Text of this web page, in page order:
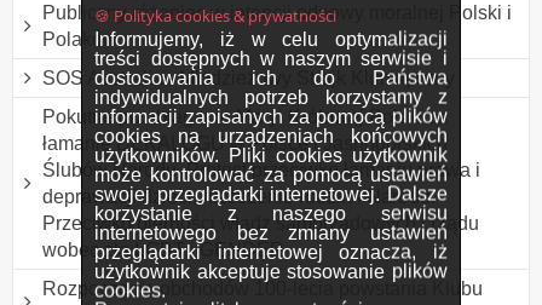
🍪 Polityka cookies & prywatności
Informujemy, iż w celu optymalizacji
treści dostępnych w naszym serwisie i
dostosowania ich do Państwa
indywidualnych potrzeb korzystamy z
informacji zapisanych za pomocą plików
cookies na urządzeniach końcowych
użytkowników. Pliki cookies użytkownik
może kontrolować za pomocą ustawień
swojej przeglądarki internetowej. Dalsze
korzystanie z naszego serwisu
internetowego bez zmiany ustawień
przeglądarki internetowej oznacza, iż
użytkownik akceptuje stosowanie plików
cookies.
Publiczny różaniec w intencji odnowy moralnej Polski i
Polaków
SOS Australia - Młodzieżowy Strajk Klimatyczny
Pokutne przebłaganie Maryi Królowej Polski za
łamanie DEKALOGU w Polsce i Jasnogórskich
Ślubów Narodu. Protest przeciwko łamaniu prawa i
deprawacji dzieci, niszczenie rodzin i Narodu.
Przeciwko bierności władz samorządowych i rządu
wobec zła LGBT i GENDER
Rozpoczęcie obchodów 100-lecia powstania Klubu